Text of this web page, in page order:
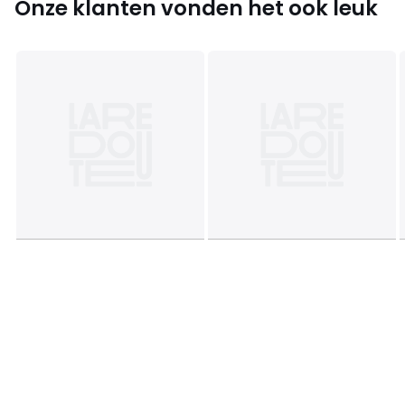
Onze klanten vonden het ook leuk